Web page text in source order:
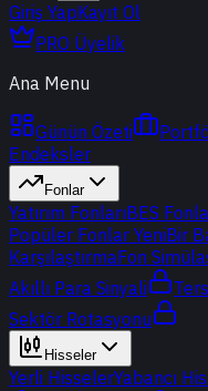
Giriş YapKayıt Ol
PRO Üyelik
Ana Menu
Günün Özeti
Endeksler
Fonlar
Yatırım FonlarıBES
Popüler Fonlar YeniBir
KarşılaştırmaFon
Akıllı Para Sinyali
Sektör Rotasyonu
Hisseler
Yerli HisselerYabancı